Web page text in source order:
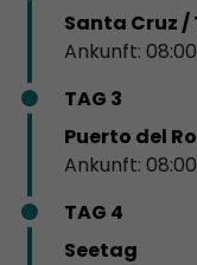
Santa Cruz
Ankunft:
TAG 3
Puerto del
Ankunft:
TAG 4
Seetag